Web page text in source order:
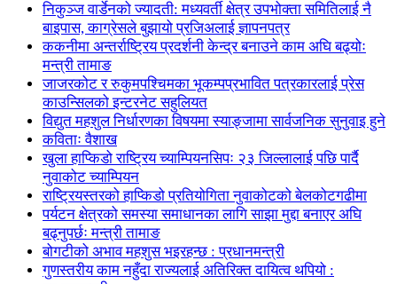
निकुञ्ज वार्डेनको ज्यादती: मध्यवर्ती क्षेत्र उपभोक्ता समितिलाई नै
बाइपास, काग्रेसले बुझायो प्रजिअलाई ज्ञापनपत्र
ककनीमा अन्तर्राष्ट्रिय प्रदर्शनी केन्द्र बनाउने काम अघि बढ्योः
मन्त्री तामाङ
जाजरकोट र रुकुमपश्चिमका भूकम्पप्रभावित पत्रकारलाई प्रेस
काउन्सिलको इन्टरनेट सहुलियत
विद्युत महशुल निर्धारणका विषयमा स्याङ्जामा सार्वजनिक सुनुवाइ हुने
कविताः वैशाख
खुला हाप्किडो राष्ट्रिय च्याम्पियनसिपः २३ जिल्लालाई पछि पार्दै
नुवाकोट च्याम्पियन
राष्ट्रियस्तरको हाप्किडो प्रतियोगिता नुवाकोटको बेलकोटगढीमा
पर्यटन क्षेत्रको समस्या समाधानका लागि साझा मुद्दा बनाएर अघि
बढ्नुपर्छः मन्त्री तामाङ
बोगटीको अभाव महशुस भइरहन्छ : प्रधानमन्त्री
गुणस्तरीय काम नहुँदा राज्यलाई अतिरिक्त दायित्व थपियो :